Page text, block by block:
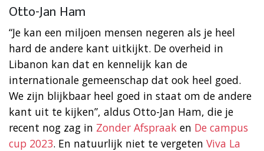
Otto-Jan Ham
“Je kan een miljoen mensen negeren als je heel
hard de andere kant uitkijkt. De overheid in
Libanon kan dat en kennelijk kan de
internationale gemeenschap dat ook heel goed.
We zijn blijkbaar heel goed in staat om de andere
kant uit te kijken”, aldus Otto-Jan Ham, die je
recent nog zag in Zonder Afspraak en De campus
cup 2023. En natuurlijk niet te vergeten Viva La